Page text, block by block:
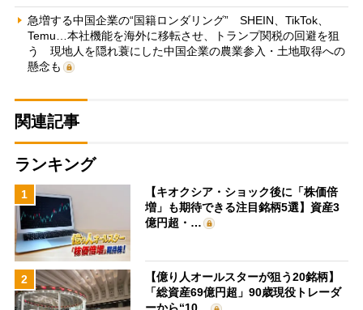
急増する中国企業の“国籍ロンダリング” SHEIN、TikTok、
Temu…本社機能を海外に移転させ、トランプ関税の回避を狙
う 現地人を隠れ蓑にした中国企業の農業参入・土地取得への
懸念も
関連記事
ランキング
1
【キオクシア・ショック後に「株価倍
増」も期待できる注目銘柄5選】資産3
億円超・…
2
【億り人オールスターが狙う20銘柄】
「総資産69億円超」90歳現役トレーダ